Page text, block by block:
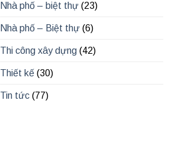
Nhà phố – biệt thự (23)
Nhà phố – Biệt thự (6)
Thi công xây dựng (42)
Thiết kế (30)
Tin tức (77)